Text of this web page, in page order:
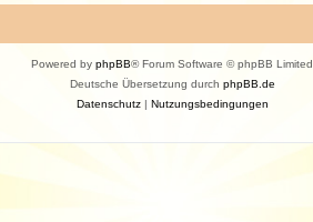
Powered by phpBB® Forum Software © phpBB Limited
Deutsche Übersetzung durch phpBB.de
Datenschutz| Nutzungsbedingungen